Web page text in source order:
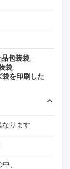
包装袋,
袋,
を印刷した
ります
、